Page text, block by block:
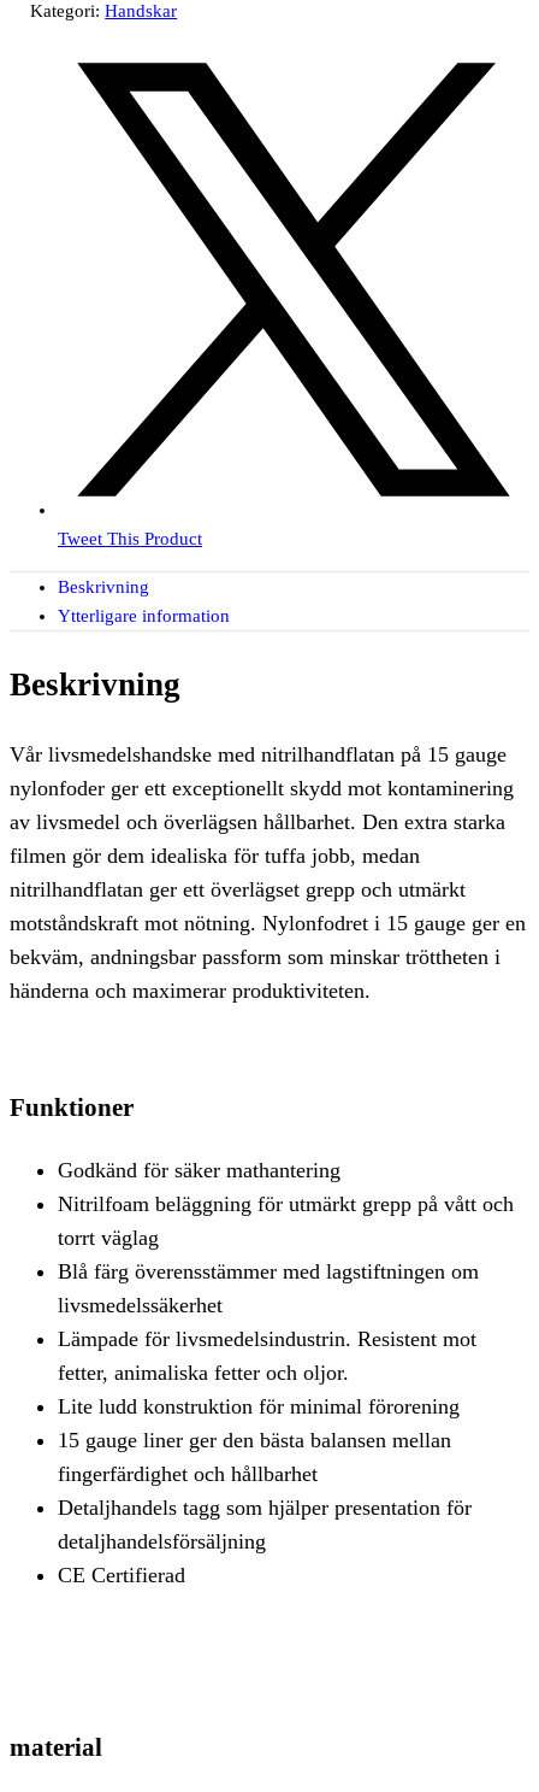
Kategori:Handskar
Tweet This Product
Beskrivning
Ytterligare information
Beskrivning
Vår livsmedelshandske med nitrilhandflatan på 15 gauge
nylonfoder ger ett exceptionellt skydd mot kontaminering
av livsmedel och överlägsen hållbarhet. Den extra starka
filmen gör dem idealiska för tuffa jobb, medan
nitrilhandflatan ger ett överlägset grepp och utmärkt
motståndskraft mot nötning. Nylonfodret i 15 gauge ger en
bekväm, andningsbar passform som minskar tröttheten i
händerna och maximerar produktiviteten.
Funktioner
Godkänd för säker mathantering
Nitrilfoam beläggning för utmärkt grepp på vått och
torrt väglag
Blå färg överensstämmer med lagstiftningen om
livsmedelssäkerhet
Lämpade för livsmedelsindustrin. Resistent mot
fetter, animaliska fetter och oljor.
Lite ludd konstruktion för minimal förorening
15 gauge liner ger den bästa balansen mellan
fingerfärdighet och hållbarhet
Detaljhandels tagg som hjälper presentation för
detaljhandelsförsäljning
CE Certifierad
material